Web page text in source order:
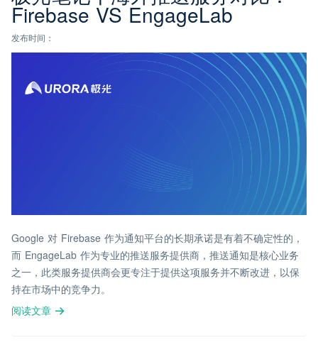
Firebase VS EngageLab
发布时间：
Google 对 Firebase 作为通知平台的长期承诺是有着不确定性的，
而 EngageLab 作为专业的推送服务提供商，推送通知是核心业务
之一，此类服务提供商会更专注于提供这项服务并不断改进，以保
持在市场中的竞争力。
阅读文章